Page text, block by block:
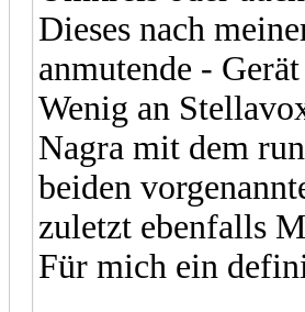
Dieses nach
anmutende -
Wenig an
Nagra mit dem
beiden
zuletzt ebenfalls
Für mich ein